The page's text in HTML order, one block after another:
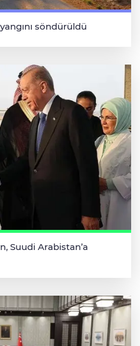
söndürüldü
Suudi Arabistan’a